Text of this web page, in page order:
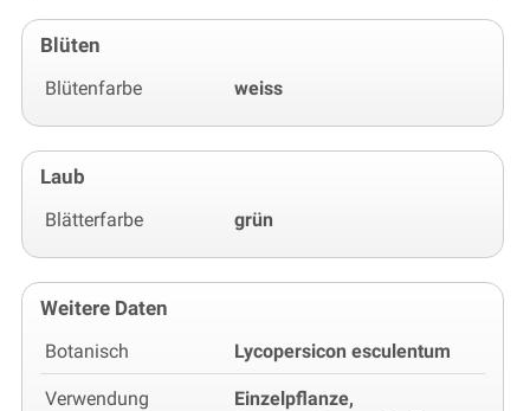
Blüten
Blütenfarbe weiss
Laub
Blätterfarbe grün
Weitere Daten
Botanisch Lycopersicon esculentum
Verwendung
Einzelpflanze,